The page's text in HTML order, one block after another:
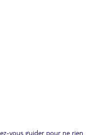
vous guider pour ne rien